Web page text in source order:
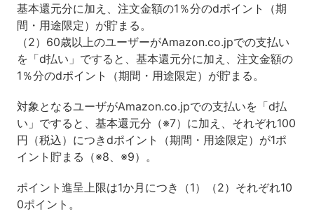
基本還元分に加え、注文金額の1％分のdポイント（期
間・用途限定）が貯まる。
（2）60歳以上のユーザーがAmazon.co.jpでの支払い
を「d払い」ですると、基本還元分に加え、注文金額の
1％分のdポイント（期間・用途限定）が貯まる。
対象となるユーザがAmazon.co.jpでの支払いを「d払
い」ですると、基本還元分（※7）に加え、それぞれ100
円（税込）につきdポイント（期間・用途限定）が1ポ
イント貯まる（※8、※9）。
ポイント進呈上限は1か月につき（1）（2）それぞれ10
0ポイント。